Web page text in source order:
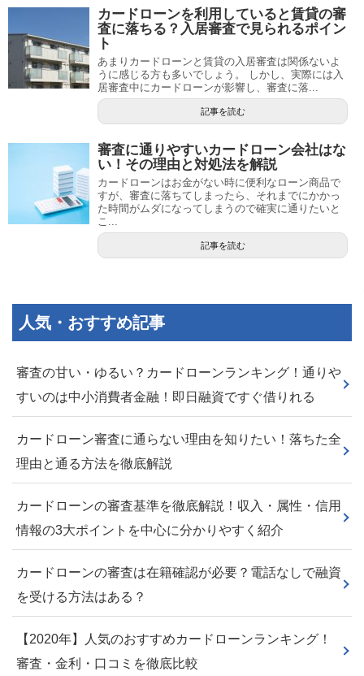
カードローンを利用していると賃貸の審
査に落ちる？入居審査で見られるポイン
ト
あまりカードローンと賃貸の入居審査は関係ないよ
うに感じる方も多いでしょう。 しかし、実際には入
居審査中にカードローンが影響し、審査に落...
記事を読む
審査に通りやすいカードローン会社はな
い！その理由と対処法を解説
カードローンはお金がない時に便利なローン商品で
すが、審査に落ちてしまったら、それまでにかかっ
た時間がムダになってしまうので確実に通りたいと
こ...
記事を読む
人気・おすすめ記事
審査の甘い・ゆるい？カードローンランキング！通りや
すいのは中小消費者金融！即日融資ですぐ借りれる
カードローン審査に通らない理由を知りたい！落ちた全
理由と通る方法を徹底解説
カードローンの審査基準を徹底解説！収入・属性・信用
情報の3大ポイントを中心に分かりやすく紹介
カードローンの審査は在籍確認が必要？電話なしで融資
を受ける方法はある？
【2020年】人気のおすすめカードローンランキング！
審査・金利・口コミを徹底比較